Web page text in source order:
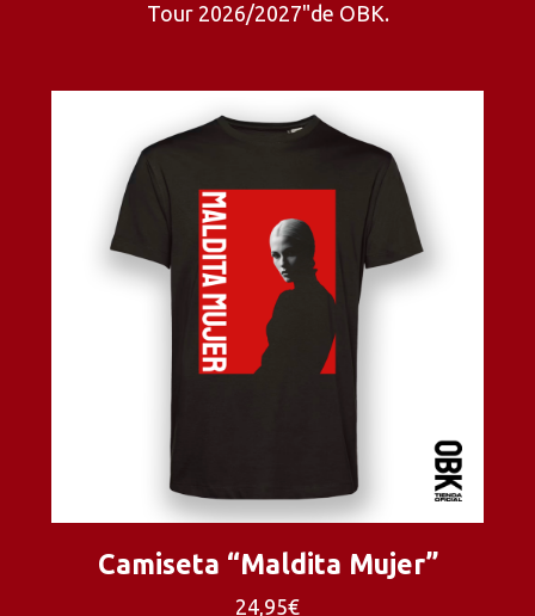
Tour 2026/2027"de OBK.
Camiseta “Maldita Mujer”
24,95€